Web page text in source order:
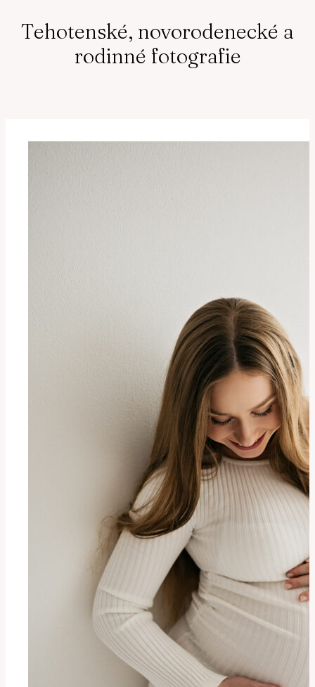
Tehotenské, novorodenecké a
rodinné fotografie